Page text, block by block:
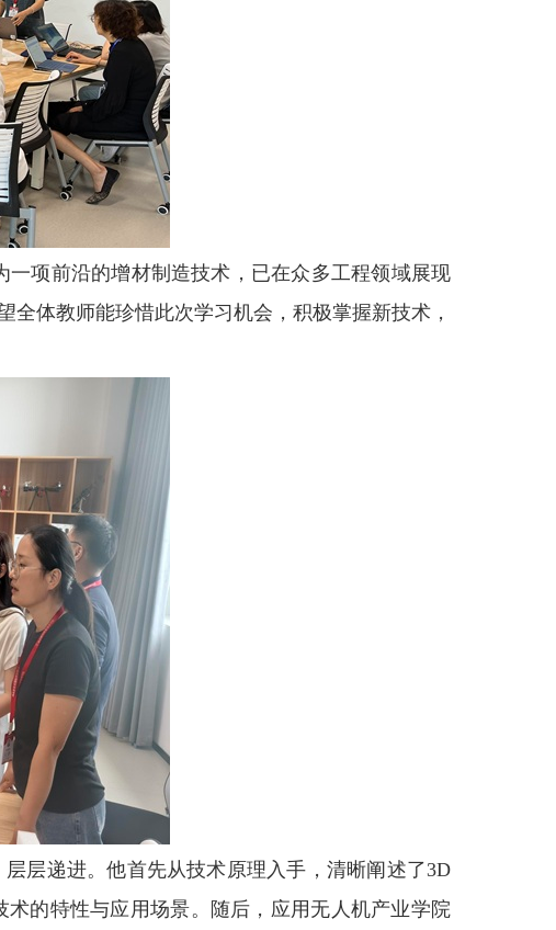
项前沿的增材制造技术，已在众多工程领域展现
体教师能珍惜此次学习机会，积极掌握新技术，
层递进。他首先从技术原理入手，清晰阐述了3D
的特性与应用场景。随后，应用无人机产业学院